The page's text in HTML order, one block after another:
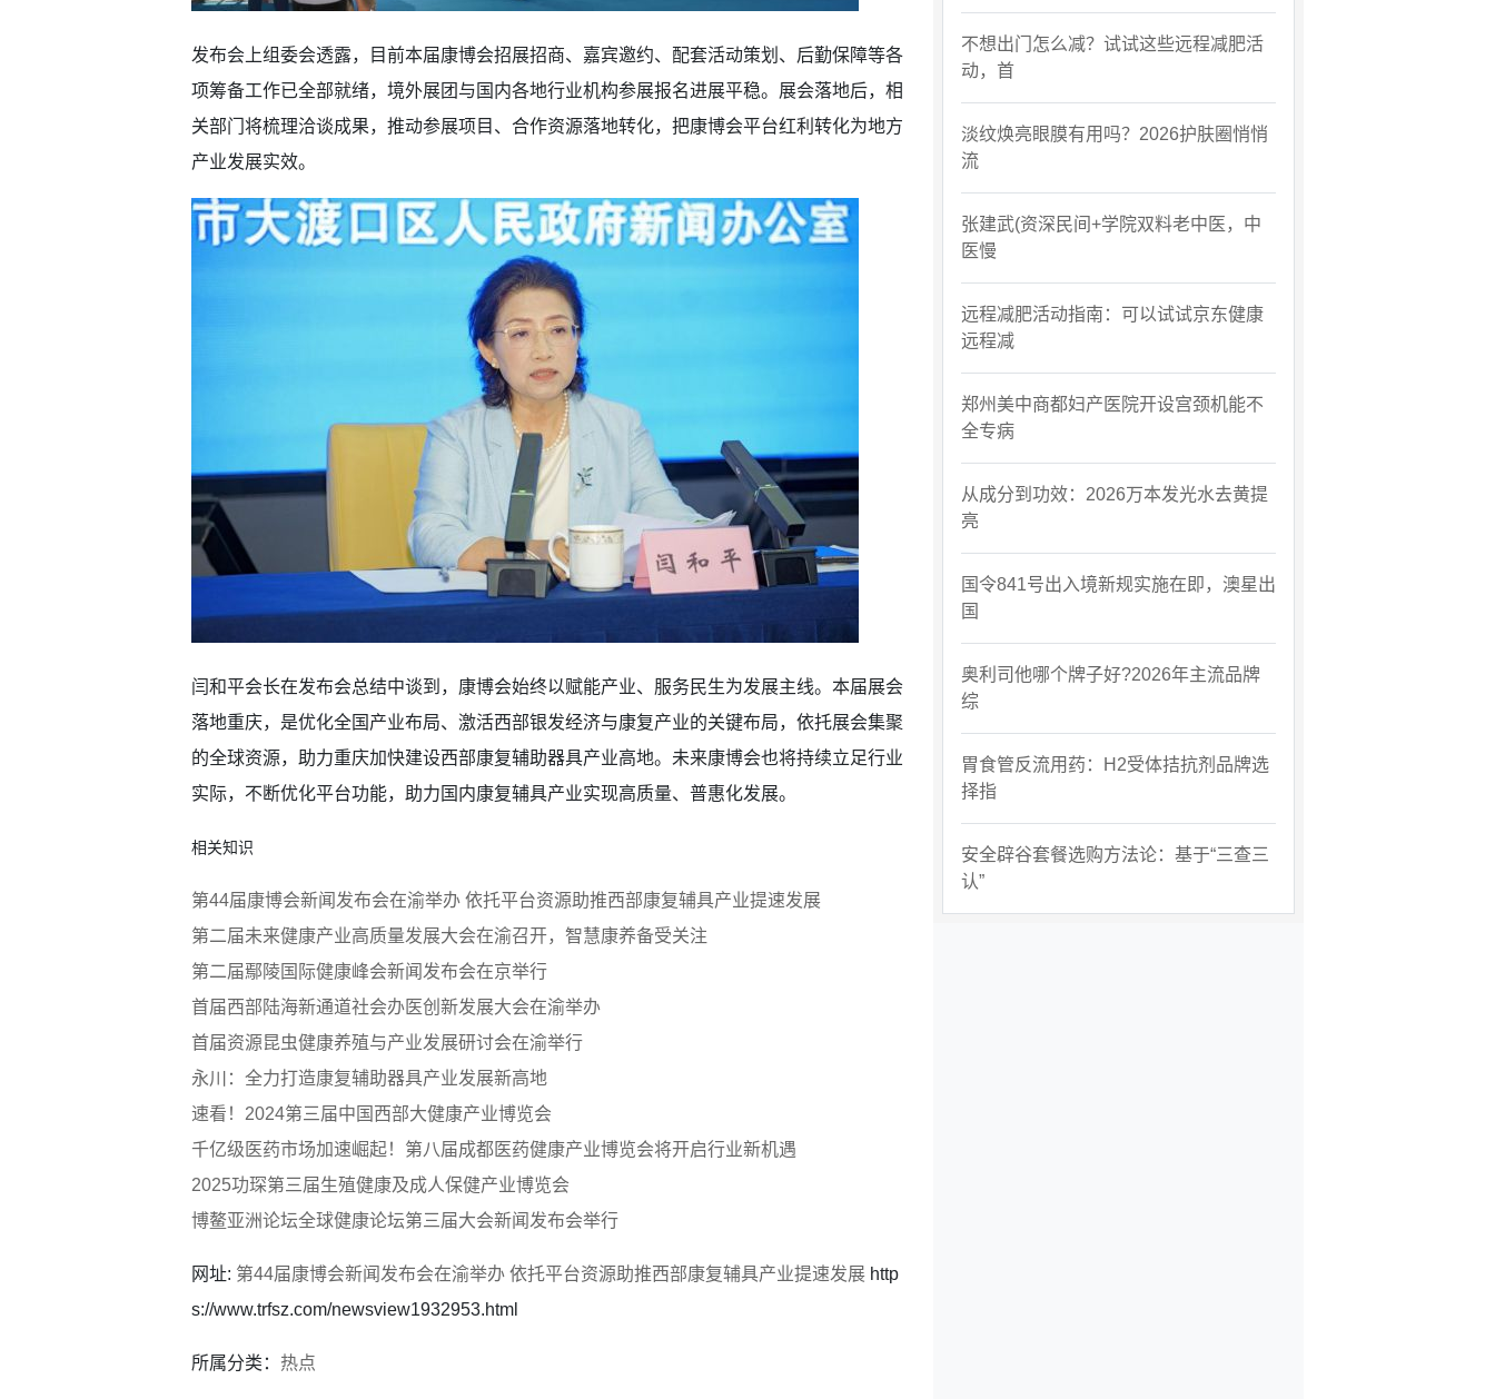
发布会上组委会透露，目前本届康博会招展招商、嘉宾邀约、配套活动策划、后勤保障等各
项筹备工作已全部就绪，境外展团与国内各地行业机构参展报名进展平稳。展会落地后，相
关部门将梳理洽谈成果，推动参展项目、合作资源落地转化，把康博会平台红利转化为地方
产业发展实效。
闫和平会长在发布会总结中谈到，康博会始终以赋能产业、服务民生为发展主线。本届展会
落地重庆，是优化全国产业布局、激活西部银发经济与康复产业的关键布局，依托展会集聚
的全球资源，助力重庆加快建设西部康复辅助器具产业高地。未来康博会也将持续立足行业
实际，不断优化平台功能，助力国内康复辅具产业实现高质量、普惠化发展。
相关知识
第44届康博会新闻发布会在渝举办 依托平台资源助推西部康复辅具产业提速发展
第二届未来健康产业高质量发展大会在渝召开，智慧康养备受关注
第二届鄢陵国际健康峰会新闻发布会在京举行
首届西部陆海新通道社会办医创新发展大会在渝举办
首届资源昆虫健康养殖与产业发展研讨会在渝举行
永川：全力打造康复辅助器具产业发展新高地
速看！2024第三届中国西部大健康产业博览会
千亿级医药市场加速崛起！第八届成都医药健康产业博览会将开启行业新机遇
2025功琛第三届生殖健康及成人保健产业博览会
博鳌亚洲论坛全球健康论坛第三届大会新闻发布会举行
网址: 第44届康博会新闻发布会在渝举办 依托平台资源助推西部康复辅具产业提速发展 http
s://www.trfsz.com/newsview1932953.html
所属分类： 热点
不想出门怎么减？试试这些远程减肥活
动，首
淡纹焕亮眼膜有用吗？2026护肤圈悄悄
流
张建武(资深民间+学院双料老中医，中
医慢
远程减肥活动指南：可以试试京东健康
远程减
郑州美中商都妇产医院开设宫颈机能不
全专病
从成分到功效：2026万本发光水去黄提
亮
国令841号出入境新规实施在即，澳星出
国
奥利司他哪个牌子好?2026年主流品牌
综
胃食管反流用药：H2受体拮抗剂品牌选
择指
安全辟谷套餐选购方法论：基于“三查三
认”